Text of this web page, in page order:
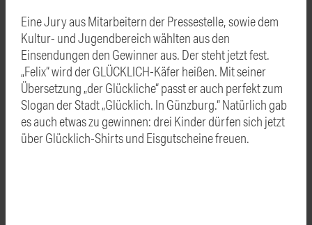
Eine Jury aus Mitarbeitern der Pressestelle, sowie dem
Kultur- und Jugendbereich wählten aus den
Einsendungen den Gewinner aus. Der steht jetzt fest.
„Felix“ wird der GLÜCKLICH-Käfer heißen. Mit seiner
Übersetzung „der Glückliche“ passt er auch perfekt zum
Slogan der Stadt „Glücklich. In Günzburg.“ Natürlich gab
es auch etwas zu gewinnen: drei Kinder dürfen sich jetzt
über Glücklich-Shirts und Eisgutscheine freuen.